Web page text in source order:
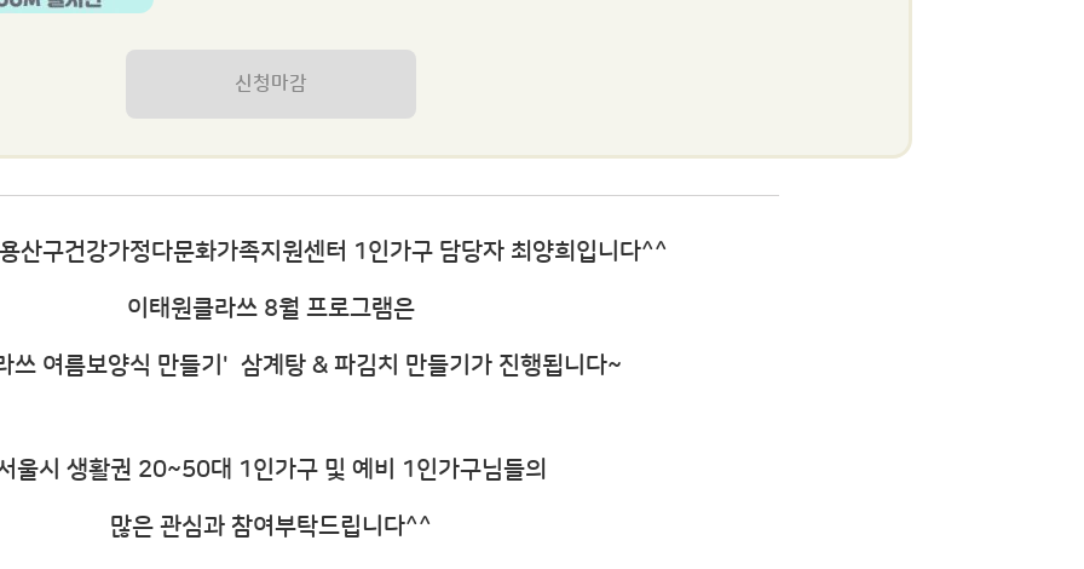
신청마감
산구건강가정다문화가족지원센터 1인가구 담당자 최양희입니다^^
이태원클라쓰 8월 프로그램은
쓰 여름보양식 만들기' 삼계탕 & 파김치 만들기가 진행됩니다~
울시 생활권 20~50대 1인가구 및 예비 1인가구님들의
많은 관심과 참여부탁드립니다^^